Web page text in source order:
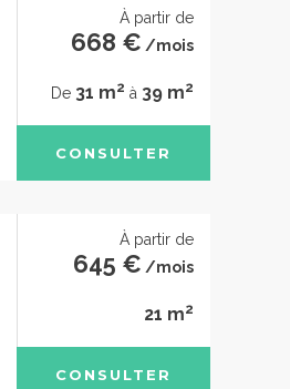
À partir de
668 € /mois
De 31 m2 à 39 m2
CONSULTER
À partir de
645 € /mois
21 m2
CONSULTER